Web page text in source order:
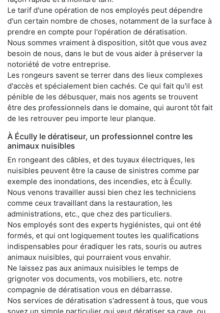
Le tarif d'une opération de nos employés peut dépendre
d'un certain nombre de choses, notamment de la surface à
prendre en compte pour l'opération de dératisation.
Nous sommes vraiment à disposition, sitôt que vous avez
besoin de nous, dans le but de vous aider à préserver la
notoriété de votre entreprise.
Les rongeurs savent se terrer dans des lieux complexes
d'accès et spécialement bien cachés. Ce qui fait qu'il est
pénible de les débusquer, mais nos agents se trouvent
être des professionnels dans le domaine, qui auront tôt fait
de les retrouver peu importe leur planque.
À Écully le dératiseur, un professionnel contre les
animaux nuisibles
En rongeant des câbles, et des tuyaux électriques, les
nuisibles peuvent être la cause de sinistres comme par
exemple des inondations, des incendies, etc à Écully.
Nous venons travailler aussi bien chez les techniciens
comme ceux travaillant dans la restauration, les
administrations, etc., que chez des particuliers.
Nos employés sont des experts hygiénistes, qui ont été
formés, et qui ont logiquement toutes les qualifications
indispensables pour éradiquer les rats, souris ou autres
animaux nuisibles, qui pourraient vous envahir.
Ne laissez pas aux animaux nuisibles le temps de
grignoter vos documents, vos mobiliers, etc. notre
compagnie de dératisation vous en débarrasse.
Nos services de dératisation s'adressent à tous, que vous